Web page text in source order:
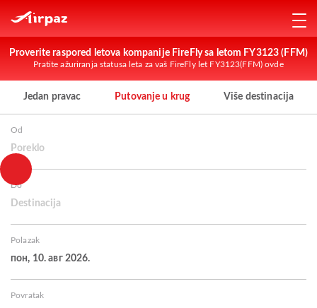
Proverite raspored letova kompanije FireFly sa letom FY3123 (FFM)
Pratite ažuriranja statusa leta za vaš FireFly let FY3123(FFM) ovde
Jedan pravac Putovanje u krug Više destinacija
Od
Poreklo
Do
Destinacija
Polazak
пон, 10. авг 2026.
Povratak